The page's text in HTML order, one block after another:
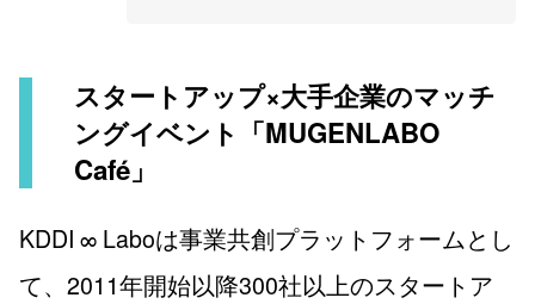
スタートアップ×大手企業のマッチ
ングイベント「MUGENLABO
Café」
KDDI ∞ Laboは事業共創プラットフォームとし
て、2011年開始以降300社以上のスタートア